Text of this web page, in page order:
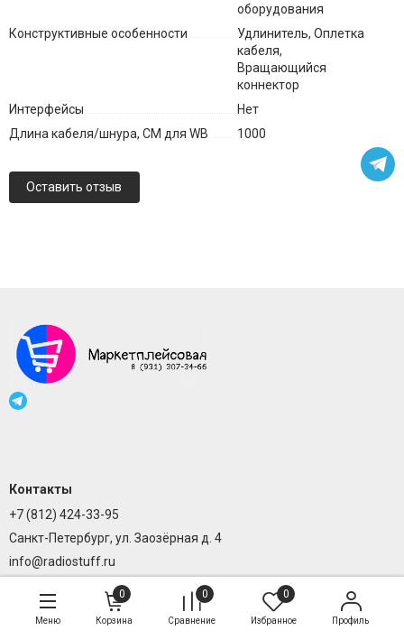
оборудования
Конструктивные особенности
Удлинитель, Оплетка
кабеля,
Вращающийся
коннектор
Интерфейсы
Нет
Длина кабеля/шнура, СМ для WB
1000
Оставить отзыв
Контакты
+7 (812) 424-33-95
Санкт-Петербург, ул. Заозёрная д. 4
info@radiostuff.ru
Меню
0
Корзина
0
Сравнение
0
Избранное Профиль